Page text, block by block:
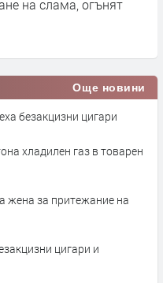
на слама, огънят
Още новини
безакцизни цигари
хладилен газ в товарен
за притежание на
цигари и